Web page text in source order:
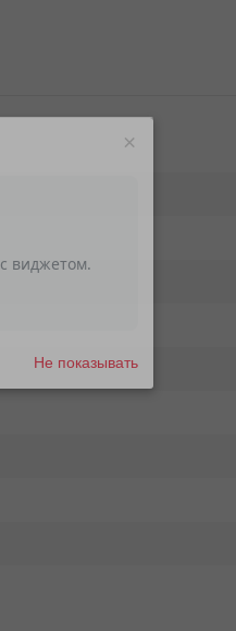
×
Не показывать